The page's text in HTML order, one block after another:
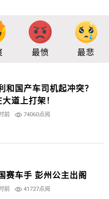
最愤 最悲
和国产车司机起冲突？
道上打架！
前 74060点阅
赛车手 彭州公主出阁
前 41727点阅